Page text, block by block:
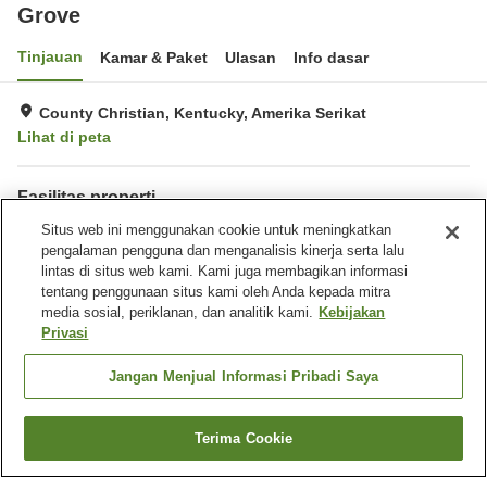
Grove
Tinjauan Kamar & Paket Ulasan Info dasar
County Christian, Kentucky, Amerika Serikat
Lihat di peta
Fasilitas properti
Tempat parkir
Benar-benar bebas rokok
Laundry
Pusat bisnis
Beranda Amerika Serikat Kentucky
County Christian
Holiday Inn Express Fort Campbell-Oak Grove
Cari kamar
Situs web ini menggunakan cookie untuk meningkatkan
pengalaman pengguna dan menganalisis kinerja serta lalu
lintas di situs web kami. Kami juga membagikan informasi
tentang penggunaan situs kami oleh Anda kepada mitra
media sosial, periklanan, dan analitik kami. Kebijakan
Privasi
Jangan Menjual Informasi Pribadi Saya
Terima Cookie